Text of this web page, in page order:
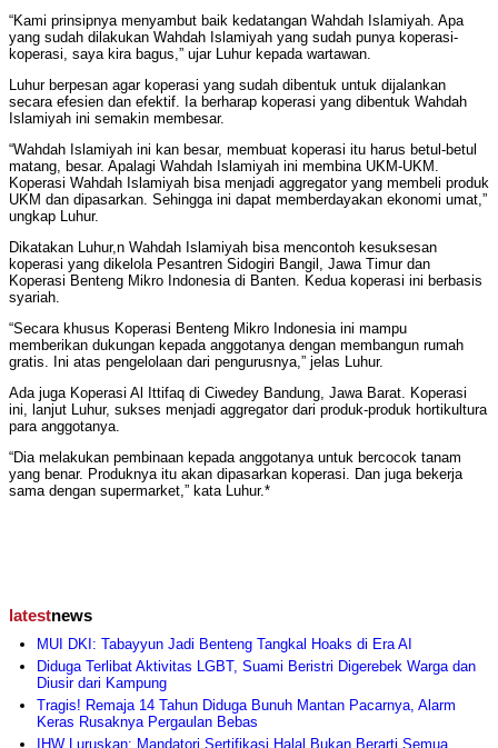
“Kami prinsipnya menyambut baik kedatangan Wahdah Islamiyah. Apa
yang sudah dilakukan Wahdah Islamiyah yang sudah punya koperasi-
koperasi, saya kira bagus,” ujar Luhur kepada wartawan.
Luhur berpesan agar koperasi yang sudah dibentuk untuk dijalankan
secara efesien dan efektif. Ia berharap koperasi yang dibentuk Wahdah
Islamiyah ini semakin membesar.
“Wahdah Islamiyah ini kan besar, membuat koperasi itu harus betul-betul
matang, besar. Apalagi Wahdah Islamiyah ini membina UKM-UKM.
Koperasi Wahdah Islamiyah bisa menjadi aggregator yang membeli produk
UKM dan dipasarkan. Sehingga ini dapat memberdayakan ekonomi umat,”
ungkap Luhur.
Dikatakan Luhur,n Wahdah Islamiyah bisa mencontoh kesuksesan
koperasi yang dikelola Pesantren Sidogiri Bangil, Jawa Timur dan
Koperasi Benteng Mikro Indonesia di Banten. Kedua koperasi ini berbasis
syariah.
“Secara khusus Koperasi Benteng Mikro Indonesia ini mampu
memberikan dukungan kepada anggotanya dengan membangun rumah
gratis. Ini atas pengelolaan dari pengurusnya,” jelas Luhur.
Ada juga Koperasi Al Ittifaq di Ciwedey Bandung, Jawa Barat. Koperasi
ini, lanjut Luhur, sukses menjadi aggregator dari produk-produk hortikultura
para anggotanya.
“Dia melakukan pembinaan kepada anggotanya untuk bercocok tanam
yang benar. Produknya itu akan dipasarkan koperasi. Dan juga bekerja
sama dengan supermarket,” kata Luhur.*
latestnews
MUI DKI: Tabayyun Jadi Benteng Tangkal Hoaks di Era AI
Diduga Terlibat Aktivitas LGBT, Suami Beristri Digerebek Warga dan
Diusir dari Kampung
Tragis! Remaja 14 Tahun Diduga Bunuh Mantan Pacarnya, Alarm
Keras Rusaknya Pergaulan Bebas
IHW Luruskan: Mandatori Sertifikasi Halal Bukan Berarti Semua